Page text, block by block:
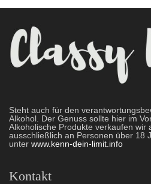
Steht auch für den
Alkohol. Der Genuss sollte hier im
Alkoholische Produkte verkaufen wir
ausschließlich an Personen über 18
unter www.kenn-dein-limit.info
Kontakt